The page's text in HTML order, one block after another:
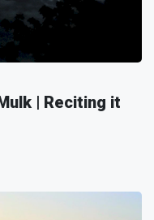
| Reciting it